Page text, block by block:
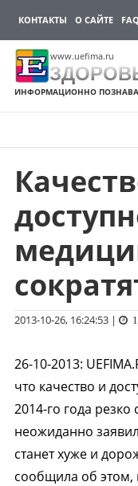
КОНТАКТЫ О САЙТЕ FAQ
www.uefima.ru
ИНФОРМАЦИОННО
Перейти
содержимому
2013-10-26, 16:24:53|
26-10-2013:
что качество и
2014-го года резко
неожиданно
станет хуже и
сообщила об этом,